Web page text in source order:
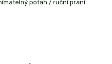
potah / ruční praní